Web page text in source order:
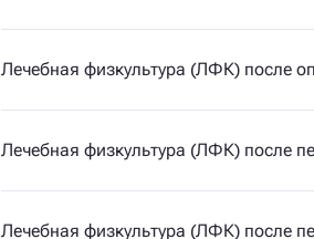
Лечебная физкультура (ЛФК) после
Лечебная физкультура (ЛФК) после
Лечебная физкультура (ЛФК) после